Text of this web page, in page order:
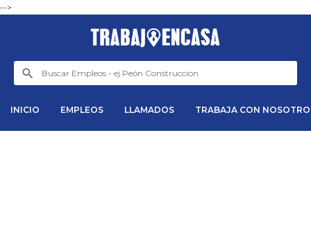
-->
INICIO EMPLEOS LLAMADOS TRABAJA CON